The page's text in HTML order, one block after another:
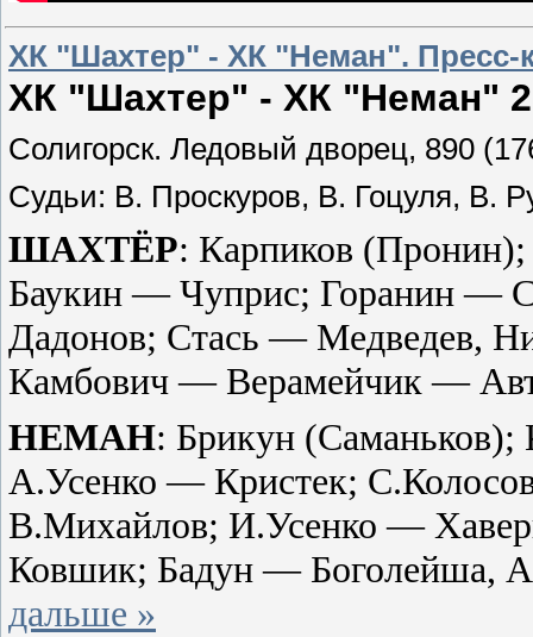
ХК "Шахтер" - ХК "Неман". Пресс-
ХК "Шахтер" - ХК "Неман"
Солигорск. Ледовый дворец, 890
Судьи: В. Проскуров, В. Гоцуля, В.
ШАХТЁР: Карпиков
Баукин — Чуприс; Горанин —
Дадонов; Стась — Медведев,
Камбович — Верамейчик —
НЕМАН: Брикун
А.Усенко — Кристек;
В.Михайлов; И.Усенко —
Ковшик; Бадун —
дальше »